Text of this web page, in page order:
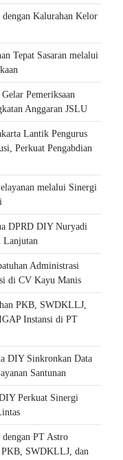
Kalurahan Kelor
Tepat Sasaran melalui
Pemeriksaan
Anggaran JSLU
Lantik Pengurus
Perkuat Pengabdian
melalui Sinergi
DPRD DIY Nuryadi
Lanjutan
Administrasi
di CV Kayu Manis
PKB, SWDKLLJ,
Instansi di PT
DIY Sinkronkan Data
Santunan
Perkuat Sinergi
PT Astro
PKB, SWDKLLJ, dan